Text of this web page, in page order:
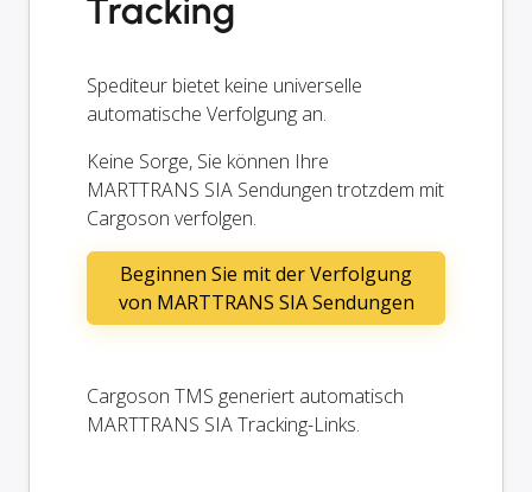
Tracking
Spediteur bietet keine universelle
automatische Verfolgung an.
Keine Sorge, Sie können Ihre
MARTTRANS SIA Sendungen trotzdem mit
Cargoson verfolgen.
Beginnen Sie mit der Verfolgung
von MARTTRANS SIA Sendungen
Cargoson TMS generiert automatisch
MARTTRANS SIA Tracking-Links.